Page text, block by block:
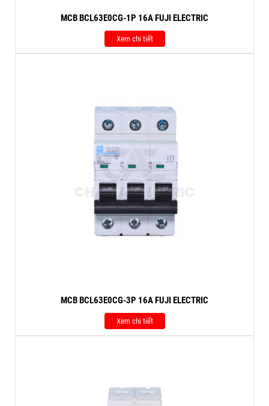
MCB BCL63E0CG-1P 16A FUJI ELECTRIC
Xem chi tiết
MCB BCL63E0CG-3P 16A FUJI ELECTRIC
Xem chi tiết